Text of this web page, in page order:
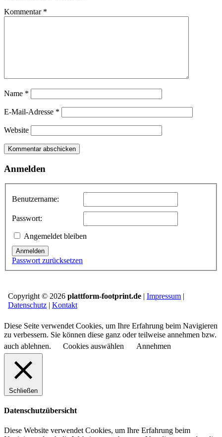
Kommentar *
Name *
E-Mail-Adresse *
Website
Anmelden
Benutzername:
Passwort:
Angemeldet bleiben
Anmelden
Passwort zurücksetzen
Copyright © 2026 plattform-footprint.de | Impressum |
Datenschutz | Kontakt
Diese Seite verwendet Cookies, um Ihre Erfahrung beim Navigieren
zu verbessern. Sie können diese ganz oder teilweise annehmen bzw.
auch ablehnen.
Cookies auswählen Annehmen
Schließen
Datenschutzübersicht
Diese Website verwendet Cookies, um Ihre Erfahrung beim